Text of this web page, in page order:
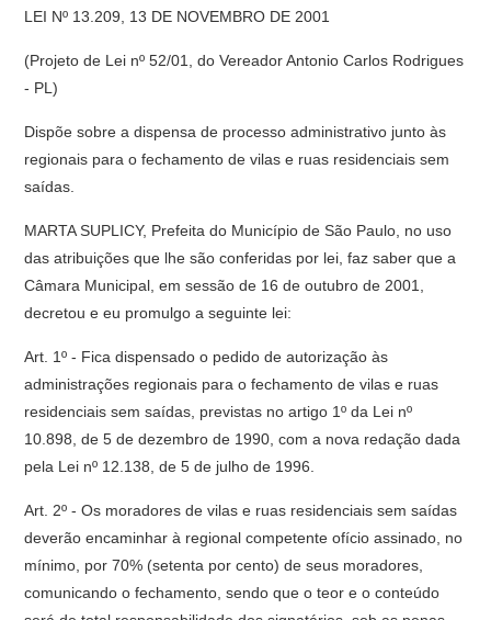
LEI Nº 13.209, 13 DE NOVEMBRO DE 2001
(Projeto de Lei nº 52/01, do Vereador Antonio Carlos Rodrigues
- PL)
Dispõe sobre a dispensa de processo administrativo junto às
regionais para o fechamento de vilas e ruas residenciais sem
saídas.
MARTA SUPLICY, Prefeita do Município de São Paulo, no uso
das atribuições que lhe são conferidas por lei, faz saber que a
Câmara Municipal, em sessão de 16 de outubro de 2001,
decretou e eu promulgo a seguinte lei:
Art. 1º - Fica dispensado o pedido de autorização às
administrações regionais para o fechamento de vilas e ruas
residenciais sem saídas, previstas no artigo 1º da Lei nº
10.898, de 5 de dezembro de 1990, com a nova redação dada
pela Lei nº 12.138, de 5 de julho de 1996.
Art. 2º - Os moradores de vilas e ruas residenciais sem saídas
deverão encaminhar à regional competente ofício assinado, no
mínimo, por 70% (setenta por cento) de seus moradores,
comunicando o fechamento, sendo que o teor e o conteúdo